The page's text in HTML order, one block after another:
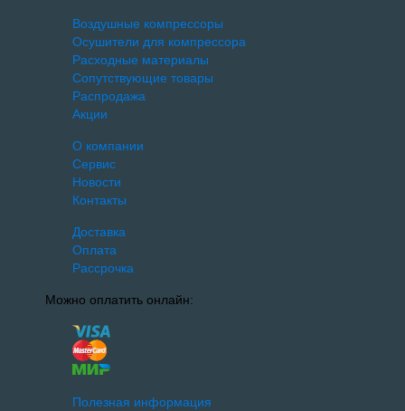
Воздушные компрессоры
Осушители для компрессора
Расходные материалы
Сопутствующие товары
Распродажа
Акции
О компании
Сервис
Новости
Контакты
Доставка
Оплата
Рассрочка
Можно оплатить онлайн:
Полезная информация